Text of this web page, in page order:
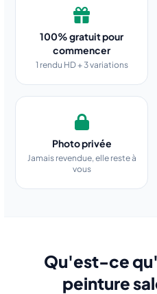
100% gratuit pour
commencer
1 rendu HD + 3 variations
Photo privée
Jamais revendue, elle reste à
vous
Qu'est-ce
peinture